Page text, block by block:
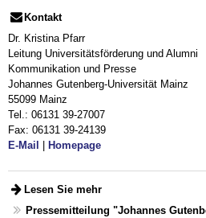
Kontakt
Dr. Kristina Pfarr
Leitung Universitätsförderung und Alumni
Kommunikation und Presse
Johannes Gutenberg-Universität Mainz
55099 Mainz
Tel.: 06131 39-27007
Fax: 06131 39-24139
E-Mail | Homepage
Lesen Sie mehr
Pressemitteilung "Johannes